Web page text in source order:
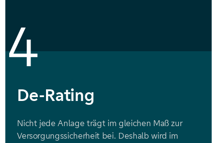
4
De-Rating
Nicht jede Anlage trägt im gleichen Maß zur
Versorgungssicherheit bei. Deshalb wird im